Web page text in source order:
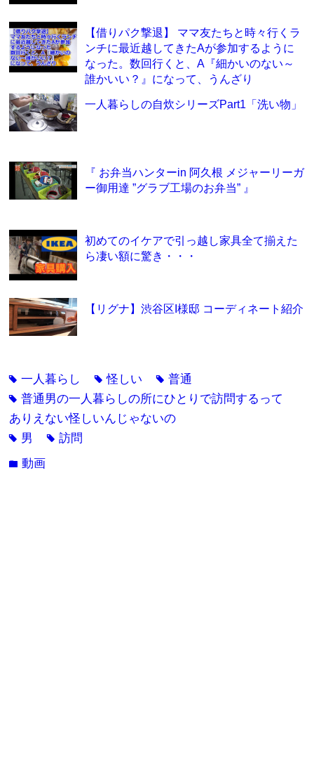
【借りパク撃退】 ママ友たちと時々行くラ
ンチに最近越してきたAが参加するように
なった。数回行くと、A『細かいのない～
誰かいい？』になって、うんざり
一人暮らしの自炊シリーズPart1「洗い物」
『 お弁当ハンターin 阿久根 メジャーリーガ
ー御用達 ”グラブ工場のお弁当” 』
初めてのイケアで引っ越し家具全て揃えた
ら凄い額に驚き・・・
【リグナ】渋谷区I様邸 コーディネート紹介
tag一人暮らし tag怪しい tag普通
tag普通男の一人暮らしの所にひとりで訪問するって
ありえない怪しいんじゃないの
tag 男 tag訪問
folder動画